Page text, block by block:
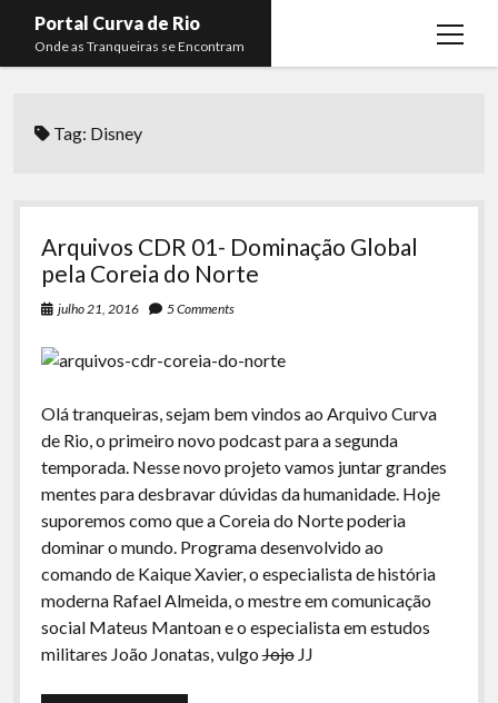
Portal Curva de Rio
Onde as Tranqueiras se Encontram
open
Curva de Rio
Komos
La Siesta Podcast
Arquivo CDR
Papo Tranqueira
A Ripa É a Lei
Especiais
Preliminares
Membros
open
Lucas Oliveira
Kaique Xavier
Tag: Disney
Arquivos CDR 01- Dominação Global
pela Coreia do Norte
julho 21, 2016 5 Comments
Olá tranqueiras, sejam bem vindos ao Arquivo Curva
de Rio, o primeiro novo podcast para a segunda
temporada. Nesse novo projeto vamos juntar grandes
mentes para desbravar dúvidas da humanidade. Hoje
suporemos como que a Coreia do Norte poderia
dominar o mundo. Programa desenvolvido ao
comando de Kaique Xavier, o especialista de história
moderna Rafael Almeida, o mestre em comunicação
social Mateus Mantoan e o especialista em estudos
militares João Jonatas, vulgoJojoJJ